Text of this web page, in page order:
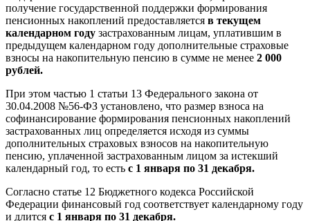
получение государственной поддержки формирования
пенсионных накоплений предоставляется в текущем
календарном году застрахованным лицам, уплатившим в
предыдущем календарном году дополнительные страховые
взносы на накопительную пенсию в сумме не менее 2 000
рублей.
При этом частью 1 статьи 13 Федерального закона от
30.04.2008 №56-ФЗ установлено, что размер взноса на
софинансирование формирования пенсионных накоплений
застрахованных лиц определяется исходя из суммы
дополнительных страховых взносов на накопительную
пенсию, уплаченной застрахованным лицом за истекший
календарный год, то есть с 1 января по 31 декабря.
Согласно статье 12 Бюджетного кодекса Российской
Федерации финансовый год соответствует календарному году
и длится с 1 января по 31 декабря.